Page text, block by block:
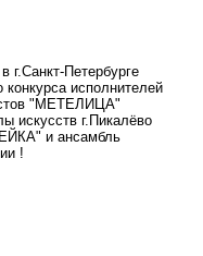
г.Санкт-Петербурге
конкурса исполнителей
"МЕТЕЛИЦА"
искусств г.Пикалёво
и ансамбль
!